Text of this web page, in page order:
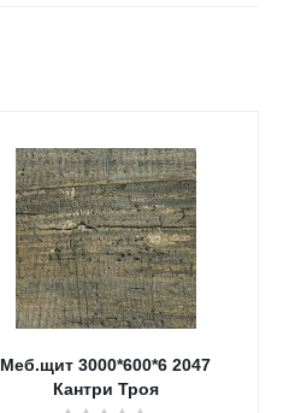
Меб.щит 3000*600*6 2047
Кантри Троя